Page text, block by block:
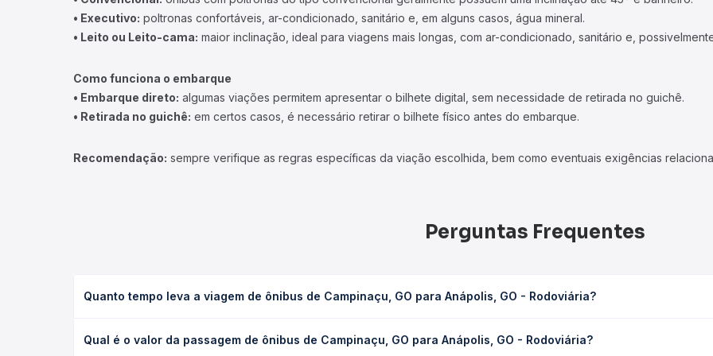
• Executivo: poltronas confortáveis, ar-condicionado, sanitário e, em alguns casos, água mineral.
• Leito ou Leito-cama: maior inclinação, ideal para viagens mais longas, com ar-condicionado, sanitário e,
Como funciona o embarque
• Embarque direto: algumas viações permitem apresentar o bilhete digital, sem necessidade de retirada no guichê.
• Retirada no guichê: em certos casos, é necessário retirar o bilhete físico antes do embarque.
Recomendação: sempre verifique as regras específicas da viação escolhida, bem como eventuais exigências
Perguntas Frequentes
Quanto tempo leva a viagem de ônibus de Campinaçu, GO para Anápolis, GO - Rodoviária?
executivo ou leito) e as condições de tráfego. Na Quero Passagem você consulta os horários disponíveis e vê a
Qual é o valor da passagem de ônibus de Campinaçu, GO para Anápolis, GO - Rodoviária?